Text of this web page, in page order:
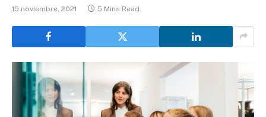
15 noviembre, 2021 5 Mins Read